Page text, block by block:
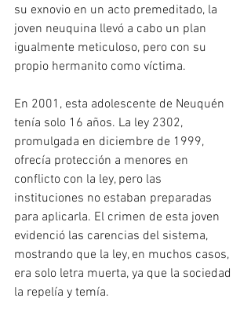
su exnovio en un acto premeditado, la
joven neuquina llevó a cabo un plan
igualmente meticuloso, pero con su
propio hermanito como víctima.
En 2001, esta adolescente de Neuquén
tenía solo 16 años. La ley 2302,
promulgada en diciembre de 1999,
ofrecía protección a menores en
conflicto con la ley, pero las
instituciones no estaban preparadas
para aplicarla. El crimen de esta joven
evidenció las carencias del sistema,
mostrando que la ley, en muchos casos,
era solo letra muerta, ya que la sociedad
la repelía y temía.